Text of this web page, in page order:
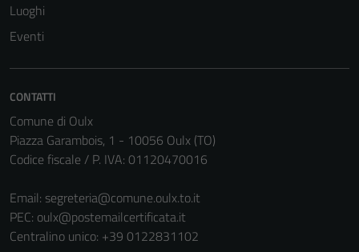
Luoghi
Eventi
CONTATTI
Comune di Oulx
Piazza Garambois, 1 - 10056 Oulx (TO)
Codice fiscale / P. IVA: 01120470016
Email: segreteria@comune.oulx.to.it
PEC: oulx@postemailcertificata.it
Centralino unico: +39 0122831102